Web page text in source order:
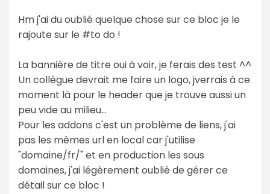
Hm j'ai du oublié quelque chose sur ce bloc je le
rajoute sur le #to do !
La bannière de titre oui à voir, je ferais des test ^^
Un collègue devrait me faire un logo, jverrais à ce
moment là pour le header que je trouve aussi un
peu vide au milieu...
Pour les addons c'est un problème de liens, j'ai
pas les mêmes url en local car j'utilise
"domaine/fr/" et en production les sous
domaines, j'ai légèrement oublié de gérer ce
détail sur ce bloc !